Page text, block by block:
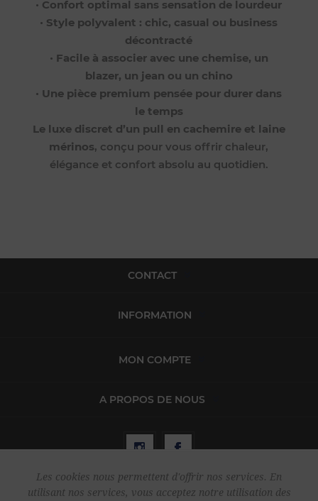
• Confort optimal sans sensation de lourdeur
• Style polyvalent : chic, casual ou business
décontracté
• Facile à associer avec une chemise, un
blazer, un jean ou un chino
• Une pièce premium pensée pour durer dans
le temps
Le luxe discret d’un pull en cachemire et laine
mérinos, conçu pour vous offrir chaleur,
élégance et confort absolu au quotidien.
CONTACT
INFORMATION
MON COMPTE
A PROPOS DE NOUS
Les cookies nous permettent d'offrir nos services. En
utilisant nos services, vous acceptez notre utilisation des